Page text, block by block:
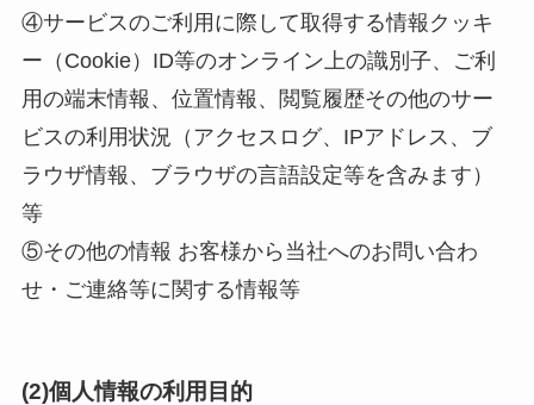
④サービスのご利用に際して取得する情報クッキ
ー（Cookie）ID等のオンライン上の識別子、ご利
用の端末情報、位置情報、閲覧履歴その他のサー
ビスの利用状況（アクセスログ、IPアドレス、ブ
ラウザ情報、ブラウザの言語設定等を含みます）
等
⑤その他の情報 お客様から当社へのお問い合わ
せ・ご連絡等に関する情報等
(2)個人情報の利用目的